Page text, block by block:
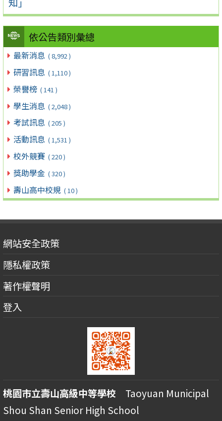
依公告類別彙總
最新消息 ( 8,992 )
研習訊息 ( 1,110 )
榮譽榜 ( 141 )
學生消息 ( 2,048 )
考試訊息 ( 205 )
活動訊息 ( 1,531 )
校外競賽 ( 220 )
獎助學金 ( 320 )
壽山高中校規 ( 10 )
網站安全政策
隱私權政策
著作權聲明
登入
桃園市立壽山高級中等學校 Taoyuan Municipal
Shou Shan Senior High School